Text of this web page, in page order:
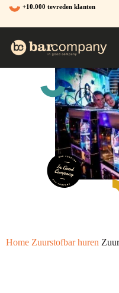
Ga
naar
de
+10.000 tevreden klanten
Home Zuurstofbar huren